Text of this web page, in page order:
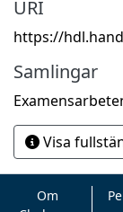
URI
https://
Samlingar
Visa
Om